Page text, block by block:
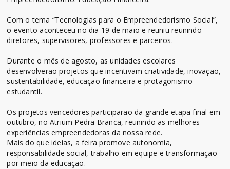
Com o tema “Tecnologias para o Empreendedorismo Social”,
o evento aconteceu no dia 19 de maio e reuniu reunindo
diretores, supervisores, professores e parceiros.
Durante o mês de agosto, as unidades escolares
desenvolverão projetos que incentivam criatividade, inovação,
sustentabilidade, educação financeira e protagonismo
estudantil.
Os projetos vencedores participarão da grande etapa final em
outubro, no Atrium Pedra Branca, reunindo as melhores
experiências empreendedoras da nossa rede.
Mais do que ideias, a feira promove autonomia,
responsabilidade social, trabalho em equipe e transformação
por meio da educação.